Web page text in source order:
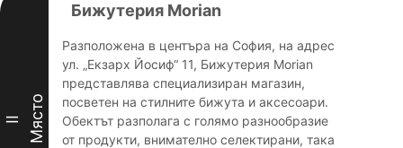
II Място
Бижутерия Morian
Разположена в центъра на София, на адрес
ул. „Екзарх Йосиф“ 11, Бижутерия Morian
представлява специализиран магазин,
посветен на стилните бижута и аксесоари.
Обектът разполага с голямо разнообразие
от продукти, внимателно селектирани, така